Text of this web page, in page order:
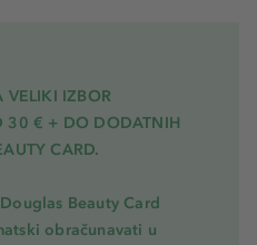
VELIKI IZBOR
30 € + DO DODATNIH
CARD.
Beauty Card
obračunavati u